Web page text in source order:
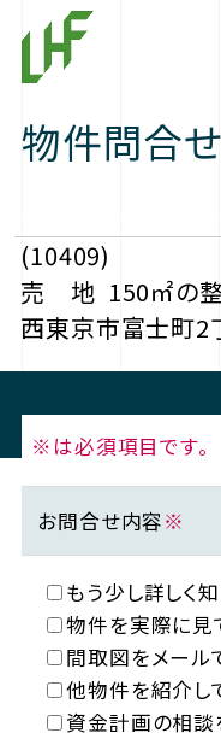
物件問合せ
(10409)
売 地 150㎡の
西東京市富士町2
※は必須項目です。
お問合せ内容※
もう少し詳しく
物件を実際に見
間取図をメール
他物件を紹介し
資金計画の相談